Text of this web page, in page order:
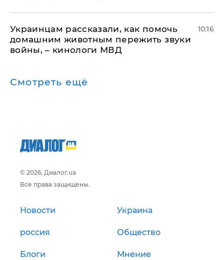
Украинцам рассказали, как помочь
домашним животным пережить звуки
войны, – кинологи МВД
10:16
Смотреть ещё
© 2026, Диалог.ua
Все права защищены.
Новости Украина
россия Общество
Блоги Мнение